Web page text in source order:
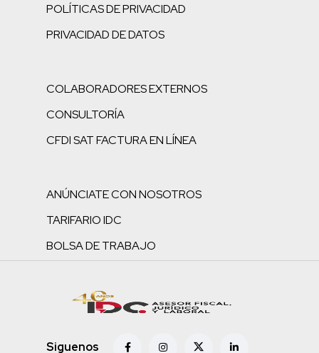
POLÍTICAS DE PRIVACIDAD
PRIVACIDAD DE DATOS
COLABORADORES EXTERNOS
CONSULTORÍA
CFDI SAT FACTURA EN LÍNEA
ANÚNCIATE CON NOSOTROS
TARIFARIO IDC
BOLSA DE TRABAJO
Siguenos